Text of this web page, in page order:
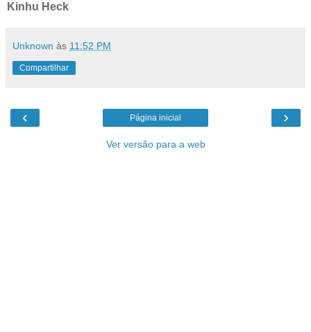
Kinhu Heck
Unknown às 11:52 PM
Compartilhar
‹ ›
Página inicial
Ver versão para a web